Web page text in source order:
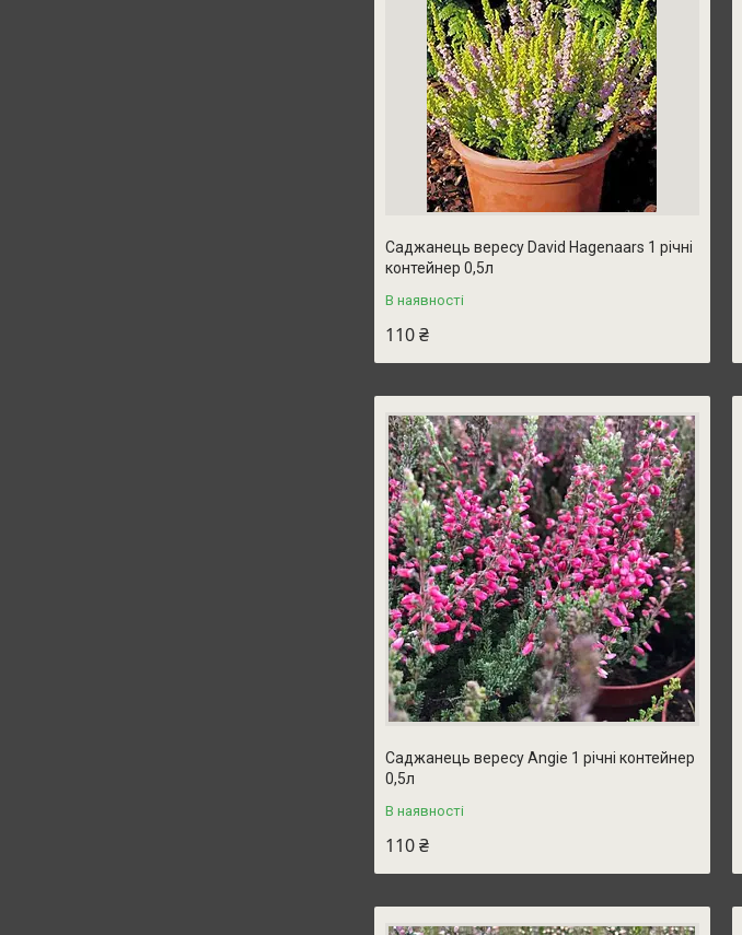
Саджанець вересу David Hagenaars 1 річні
контейнер 0,5л
В наявності
110 ₴
Саджанець вересу Angie 1 річні контейнер
0,5л
В наявності
110 ₴